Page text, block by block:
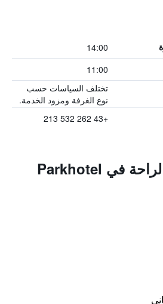
14:00
11:00
تختلف السياسات حسب
نوع الغرفة ومزود الخدمة.
+43 262 532 213
المزايا ووسائل الراحة في Parkhotel